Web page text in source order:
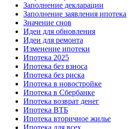
Заполнение декларации
Заполнение заявления ипотека
Значение снов
Идеи для обновления
Идеи для ремонта
Изменение ипотеки
Ипотека 2025
Ипотека без взноса
Ипотека без риска
Ипотека в новостройке
Ипотека в Сбербанке
Ипотека возврат денег
Ипотека ВТБ
Ипотека вторичное жилье
Ипотека для всех